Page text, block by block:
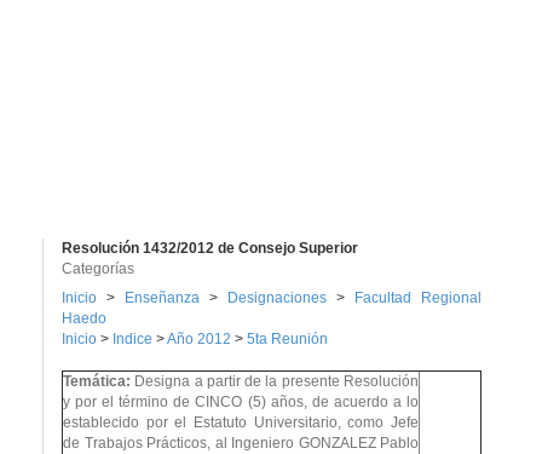
Resolución 1432/2012 de Consejo Superior
Categorías
Inicio > Enseñanza > Designaciones >
Facultad Regional
Haedo
Inicio > Indice >Año 2012 > 5ta Reunión
Temática: Designa a partir de la presente Resolución
y por el término de CINCO (5) años, de acuerdo a lo
establecido por el Estatuto Universitario, como Jefe
de Trabajos Prácticos, al Ingeniero GONZALEZ Pablo